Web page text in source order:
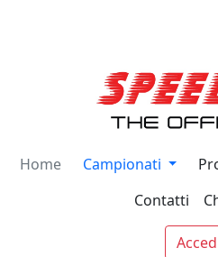
Home Campionati
Contatti